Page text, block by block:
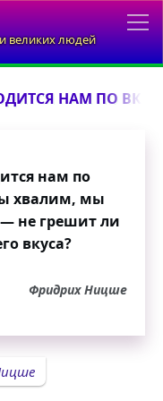
великих людей
НАМ ПО
нам по
хвалим, мы
не грешит ли
вкуса?
Фридрих Ницше